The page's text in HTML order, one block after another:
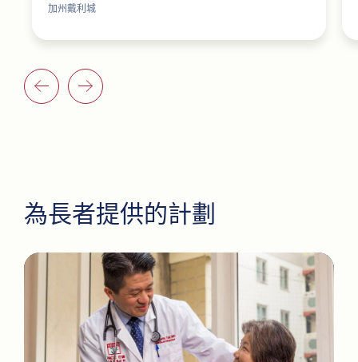
加州戴利城
為長者提供的計劃